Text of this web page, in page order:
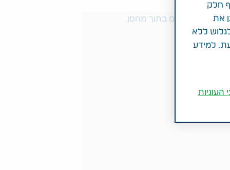
חלק
את
ללא
למידע
העוגיות